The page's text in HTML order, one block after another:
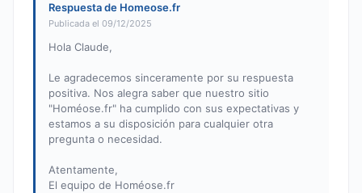
Respuesta de Homeose.fr
Publicada el 09/12/2025
Hola Claude,
Le agradecemos sinceramente por su respuesta
positiva. Nos alegra saber que nuestro sitio
"Homéose.fr" ha cumplido con sus expectativas y
estamos a su disposición para cualquier otra
pregunta o necesidad.
Atentamente,
El equipo de Homéose.fr